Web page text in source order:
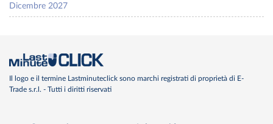
Dicembre 2027
Il logo e il termine Lastminuteclick sono marchi registrati di proprietà di E-
Trade s.r.l. - Tutti i diritti riservati